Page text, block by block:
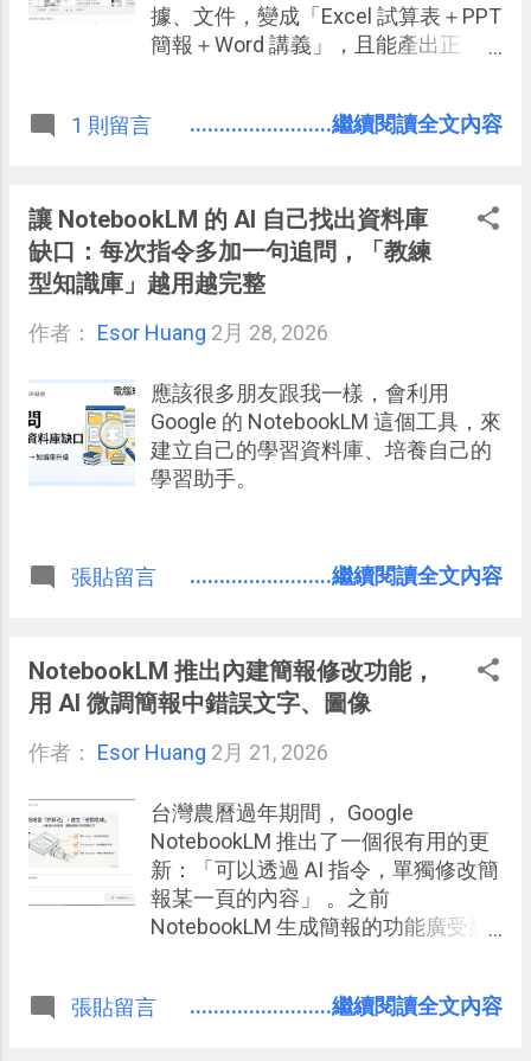
據、文件，變成「Excel 試算表＋PPT
簡報＋Word 講義」，且能產出正
現在處理 Office 文件已經可以達到
1 則留言 ........................繼續閱讀全文內容
讓 NotebookLM 的 AI 自己找出資料庫
缺口：每次指令多加一句追問，「教練
型知識庫」越用越完整
作者： Esor Huang 2月 28, 2026
應該很多朋友跟我一樣，會利用
Google 的 NotebookLM 這個工具，來
建立自己的學習資料庫、培養自己的
學習助手。
張貼留言 ........................繼續閱讀全文內容
NotebookLM 推出內建簡報修改功能，
用 AI 微調簡報中錯誤文字、圖像
作者： Esor Huang 2月 21, 2026
台灣農曆過年期間， Google
NotebookLM 推出了一個很有用的更
新：「可以透過 AI 指令，單獨修改簡
報某一頁的內容」 。之前
NotebookLM 生成簡報的功能廣受好
簡報。
張貼留言 ........................繼續閱讀全文內容